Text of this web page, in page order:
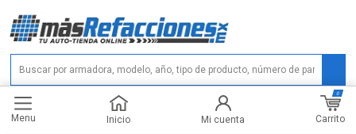
Menu Inicio Mi cuenta Carrito
0